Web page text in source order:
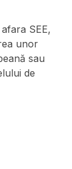
SEE,
unor
sau
de